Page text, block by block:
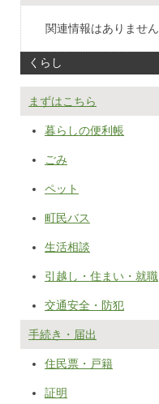
関連情報はありません
くらし
まずはこちら
暮らしの便利帳
ごみ
ペット
町民バス
生活相談
引越し・住まい・就職
交通安全・防犯
手続き・届出
住民票・戸籍
証明